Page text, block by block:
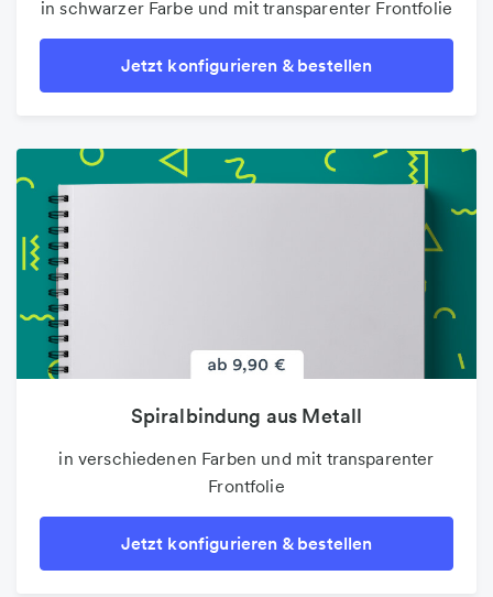
in schwarzer Farbe und mit transparenter Frontfolie
Jetzt konfigurieren & bestellen
Spiralbindung aus Metall
in verschiedenen Farben und mit transparenter
Frontfolie
Jetzt konfigurieren & bestellen